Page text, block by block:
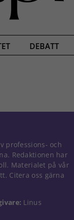
DEBATT
professions- och
Redaktionen har
Materialet på vår
Citera oss gärna
Linus